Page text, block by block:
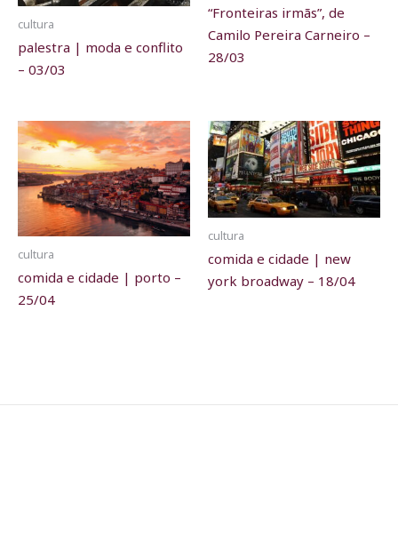
cultura
palestra | moda e conflito
– 03/03
“Fronteiras irmãs”, de
Camilo Pereira Carneiro –
28/03
cultura
comida e cidade | porto –
25/04
cultura
comida e cidade | new
york broadway – 18/04